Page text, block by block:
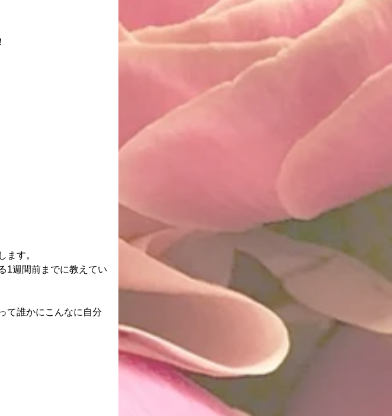
ます。
1週間前までに教えてい
て誰かにこんなに自分